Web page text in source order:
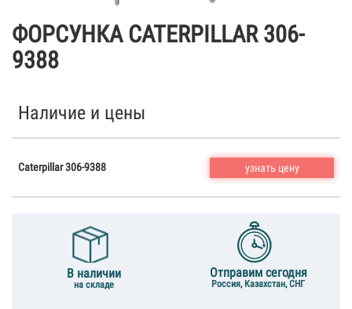
ФОРСУНКА CATERPILLAR 306-
9388
Наличие и цены
Caterpillar 306-9388 узнать цену
В наличии
на складе
Отправим сегодня
Россия, Казахстан, СНГ